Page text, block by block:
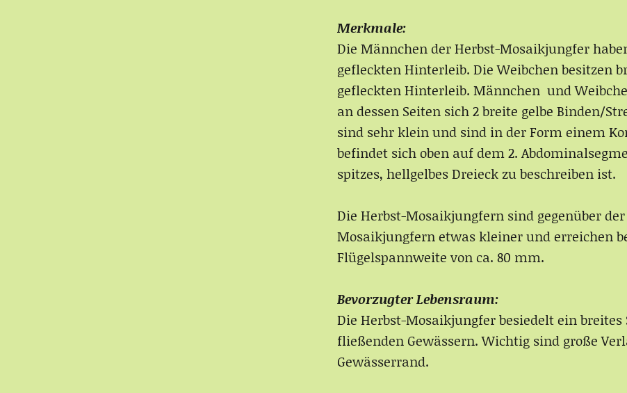
Merkmale:
Die Männchen der Herbst-Mosaikjungfer
gefleckten Hinterleib. Die Weibchen besitzen
gefleckten Hinterleib. Männchen und
an dessen Seiten sich 2 breite gelbe Binden/
sind sehr klein und sind in der Form einem
befindet sich oben auf dem 2.
spitzes, hellgelbes Dreieck zu beschreiben ist.
Die Herbst-Mosaikjungfern sind gegenüber
Mosaikjungfern etwas kleiner und erreichen
Flügelspannweite von ca. 80 mm.
Bevorzugter Lebensraum:
Die Herbst-Mosaikjungfer besiedelt ein
fließenden Gewässern. Wichtig sind große
Gewässerrand.